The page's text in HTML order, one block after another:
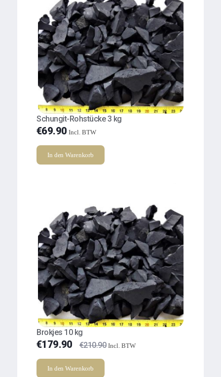
Schungit-Rohstücke 3 kg
€69.90 Incl. BTW
In den Warenkorb
Brokjes 10 kg
€179.90 €210.90 Incl. BTW
In den Warenkorb